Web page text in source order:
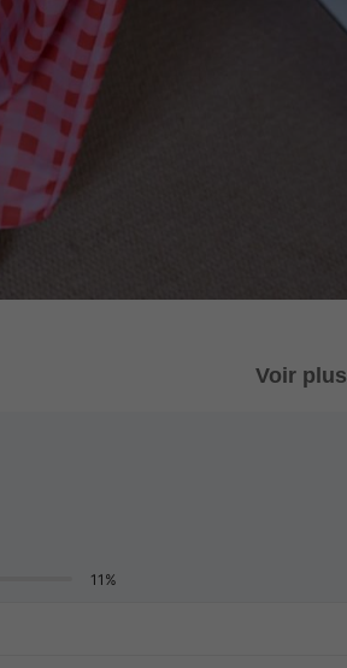
Voir plus
11%